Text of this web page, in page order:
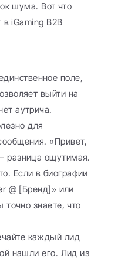
шума. Вот что
в iGaming B2B
поле,
выйти на
аутрича.
для
«Привет,
разница ощутимая.
Если в биографии
@ [Бренд]» или
точно знаете, что
каждый лид
нашли его. Лид из